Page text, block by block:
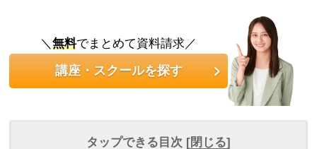
＼無料でまとめて資料請求／
講座・スクールを探す
タップできる目次 [閉じる]